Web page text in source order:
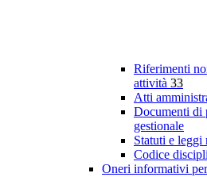
Riferimenti
attività 33
Atti
Documenti di
gestionale
Statuti e leggi
Codice
Oneri informativi